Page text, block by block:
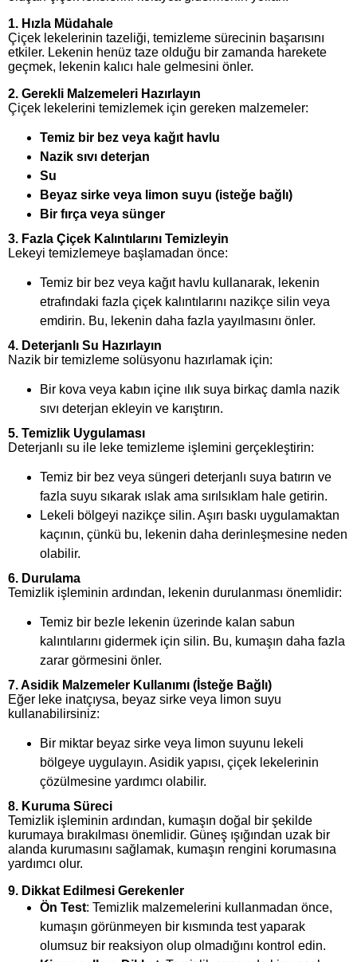
1. Hızla Müdahale
Çiçek lekelerinin tazeliği, temizleme sürecinin başarısını
etkiler. Lekenin henüz taze olduğu bir zamanda harekete
geçmek, lekenin kalıcı hale gelmesini önler.
2. Gerekli Malzemeleri Hazırlayın
Çiçek lekelerini temizlemek için gereken malzemeler:
Temiz bir bez veya kağıt havlu
Nazik sıvı deterjan
Su
Beyaz sirke veya limon suyu (isteğe bağlı)
Bir fırça veya sünger
3. Fazla Çiçek Kalıntılarını Temizleyin
Lekeyi temizlemeye başlamadan önce:
Temiz bir bez veya kağıt havlu kullanarak, lekenin
etrafındaki fazla çiçek kalıntılarını nazikçe silin veya
emdirin. Bu, lekenin daha fazla yayılmasını önler.
4. Deterjanlı Su Hazırlayın
Nazik bir temizleme solüsyonu hazırlamak için:
Bir kova veya kabın içine ılık suya birkaç damla nazik
sıvı deterjan ekleyin ve karıştırın.
5. Temizlik Uygulaması
Deterjanlı su ile leke temizleme işlemini gerçekleştirin:
Temiz bir bez veya süngeri deterjanlı suya batırın ve
fazla suyu sıkarak ıslak ama sırılsıklam hale getirin.
Lekeli bölgeyi nazikçe silin. Aşırı baskı uygulamaktan
kaçının, çünkü bu, lekenin daha derinleşmesine neden
olabilir.
6. Durulama
Temizlik işleminin ardından, lekenin durulanması önemlidir:
Temiz bir bezle lekenin üzerinde kalan sabun
kalıntılarını gidermek için silin. Bu, kumaşın daha fazla
zarar görmesini önler.
7.Asidik Malzemeler Kullanımı (İsteğe Bağlı)
Eğer leke inatçıysa, beyaz sirke veya limon suyu
kullanabilirsiniz:
Bir miktar beyaz sirke veya limon suyunu lekeli
bölgeye uygulayın. Asidik yapısı, çiçek lekelerinin
çözülmesine yardımcı olabilir.
8. Kuruma Süreci
Temizlik işleminin ardından, kumaşın doğal bir şekilde
kurumaya bırakılması önemlidir. Güneş ışığından uzak bir
alanda kurumasını sağlamak, kumaşın rengini korumasına
yardımcı olur.
9. Dikkat Edilmesi Gerekenler
Ön Test: Temizlik malzemelerini kullanmadan önce,
kumaşın görünmeyen bir kısmında test yaparak
olumsuz bir reaksiyon olup olmadığını kontrol edin.